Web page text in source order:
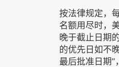
按法律规定，
名额用尽时，
晚于截止日期
的优先日如不
最后批准日期”